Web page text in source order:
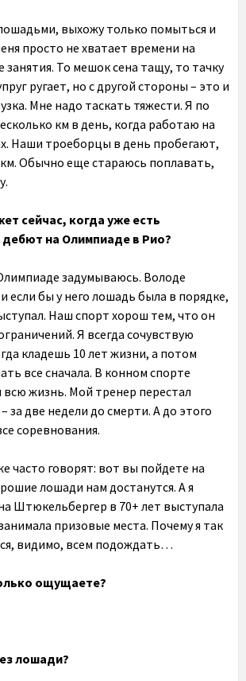
выхожу только помыться и
просто не хватает времени на
То мешок сена тащу, то тачку
ругает, но с другой стороны – это и
Мне надо таскать тяжести. Я по
км в день, когда работаю на
Наши троеборцы в день пробегают,
Обычно еще стараюсь поплавать,
сейчас, когда уже есть
на Олимпиаде в Рио?
задумываюсь. Володе
если бы у него лошадь была в порядке,
Наш спорт хорош тем, что он
Я всегда сочувствую
кладешь 10 лет жизни, а потом
все сначала. В конном спорте
жизнь. Мой тренер перестал
за две недели до смерти. А до этого
соревнования.
часто говорят: вот вы пойдете на
лошади нам достанутся. А я
Штюкельбергер в 70+ лет выступала
призовые места. Почему я так
видимо, всем подождать…
ощущаете?
лошади?